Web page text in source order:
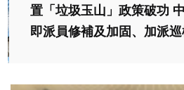
置「垃圾玉山」政策破功
即派員修補及加固、加派